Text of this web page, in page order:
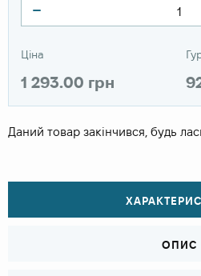
Ціна
1 293.00 грн
Даний товар закінчився, будь
ОПИС